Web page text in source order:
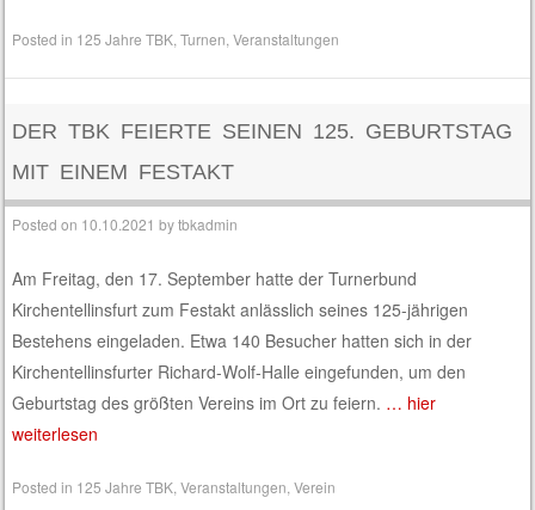
Posted in 125 Jahre TBK ,Turnen ,Veranstaltungen
DER TBK FEIERTE SEINEN 125. GEBURTSTAG
MIT EINEM FESTAKT
Posted on 10.10.2021 bytbkadmin
Am Freitag, den 17. September hatte der Turnerbund
Kirchentellinsfurt zum Festakt anlässlich seines 125-jährigen
Bestehens eingeladen. Etwa 140 Besucher hatten sich in der
Kirchentellinsfurter Richard-Wolf-Halle eingefunden, um den
Geburtstag des größten Vereins im Ort zu feiern. … hier
weiterlesen
Posted in 125 Jahre TBK ,Veranstaltungen ,Verein